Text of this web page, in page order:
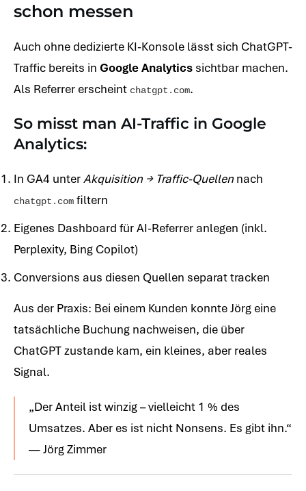
schon messen
Auch ohne dedizierte KI-Konsole lässt sich ChatGPT-
Traffic bereits in Google Analytics sichtbar machen.
Als Referrer erscheint chatgpt.com.
So misst man AI-Traffic in Google
Analytics:
In GA4 unterAkquisition → Traffic-Quellen nach
chatgpt.com filtern
Eigenes Dashboard für AI-Referrer anlegen (inkl.
Perplexity, Bing Copilot)
Conversions aus diesen Quellen separat tracken
Aus der Praxis: Bei einem Kunden konnte Jörg eine
tatsächliche Buchung nachweisen, die über
ChatGPT zustande kam, ein kleines, aber reales
Signal.
„Der Anteil ist winzig – vielleicht 1 % des
Umsatzes. Aber es ist nicht Nonsens. Es gibt ihn.“
— Jörg Zimmer